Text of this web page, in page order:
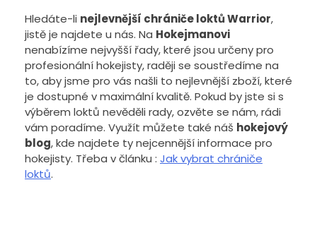
Hledáte-li nejlevnější chrániče loktů Warrior,
jistě je najdete u nás. Na Hokejmanovi
nenabízíme nejvyšší řady, které jsou určeny pro
profesionální hokejisty, raději se soustředíme na
to, aby jsme pro vás našli to nejlevnější zboží, které
je dostupné v maximální kvalitě. Pokud by jste si s
výběrem loktů nevěděli rady, ozvěte se nám, rádi
vám poradíme. Využít můžete také náš hokejový
blog, kde najdete ty nejcennější informace pro
hokejisty. Třeba v článku : Jak vybrat chrániče
loktů.